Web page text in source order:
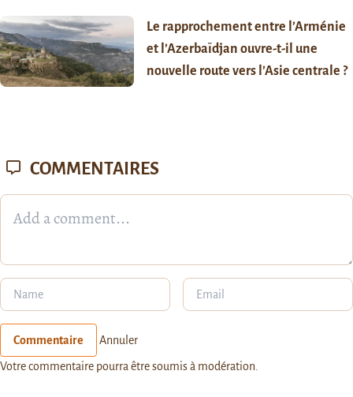
Le rapprochement entre l’Arménie
et l’Azerbaïdjan ouvre-t-il une
nouvelle route vers l’Asie centrale ?
COMMENTAIRES
Commentaire Annuler
Votre commentaire pourra être soumis à modération.